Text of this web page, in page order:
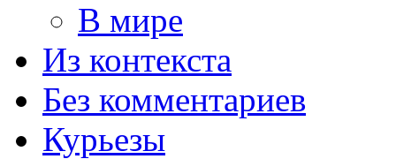
В мире
Из контекста
Без комментариев
Курьезы